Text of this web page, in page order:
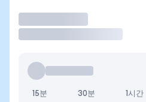
15분 30분 1시간